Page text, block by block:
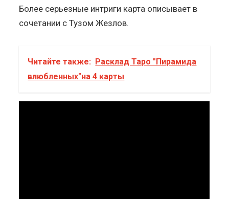
Более серьезные интриги карта описывает в
сочетании с Тузом Жезлов.
Читайте также: Расклад Таро "Пирамида
влюбленных"на 4 карты